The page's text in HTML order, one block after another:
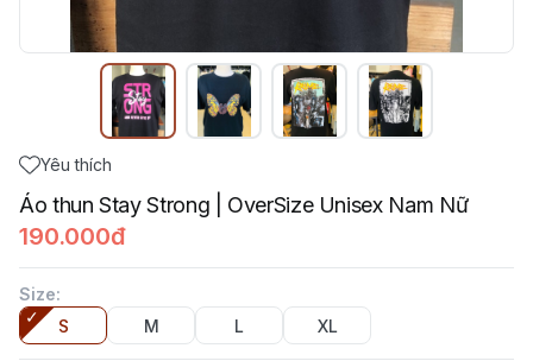
Yêu thích
Áo thun Stay Strong | OverSize Unisex Nam Nữ
190.000đ
Size:
S
M L XL